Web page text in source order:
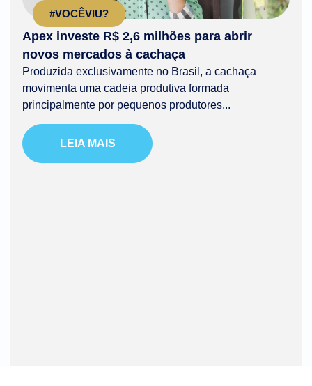
#VOCÊVIU?
Apex investe R$ 2,6 milhões para abrir
novos mercados à cachaça
Produzida exclusivamente no Brasil, a cachaça
movimenta uma cadeia produtiva formada
principalmente por pequenos produtores...
LEIA MAIS